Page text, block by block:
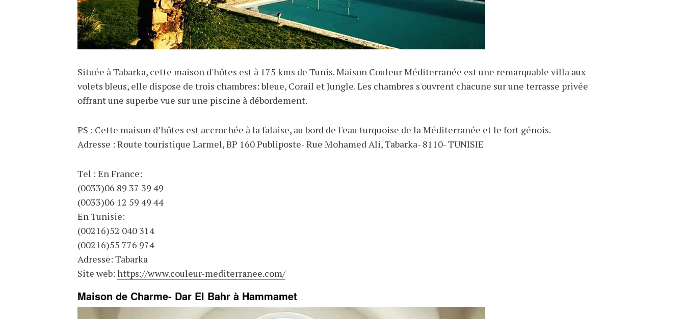
Située à Tabarka, cette maison d'hôtes est à 175 kms de Tunis. Maison Couleur Méditerranée est une remarquable villa aux
volets bleus, elle dispose de trois chambres: bleue, Corail et Jungle. Les chambres s'ouvrent chacune sur une terrasse privée
offrant une superbe vue sur une piscine à débordement.
PS : Cette maison d’hôtes est accrochée à la falaise, au bord de l'eau turquoise de la Méditerranée et le fort génois.
Adresse : Route touristique Larmel, BP 160 Publiposte- Rue Mohamed Ali, Tabarka- 8110- TUNISIE
Tel : En France:
(0033)06 89 37 39 49
(0033)06 12 59 49 44
En Tunisie:
(00216)52 040 314
(00216)55 776 974
Adresse: Tabarka
Site web: https://www.couleur-mediterranee.com/
Maison de Charme- Dar El Bahr à Hammamet